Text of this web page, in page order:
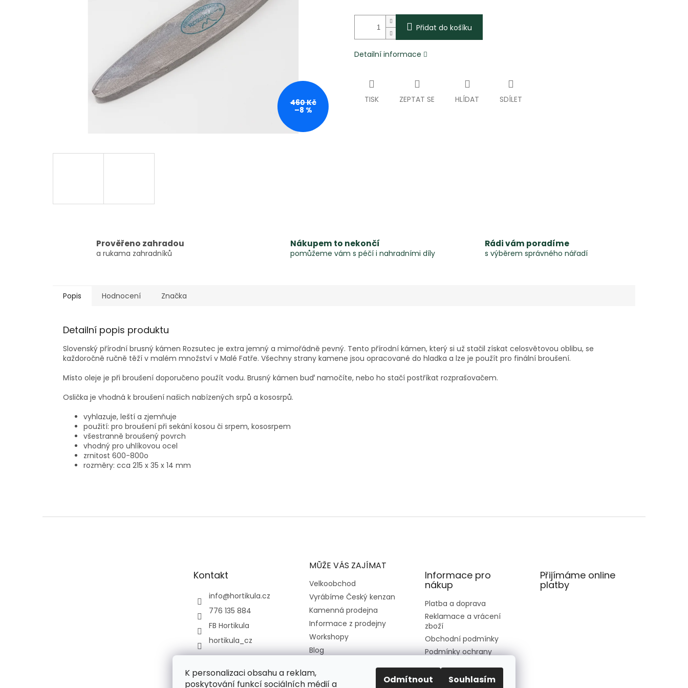
K personalizaci obsahu a reklam,
poskytování funkcí sociálních médií a
Odmítnout Souhlasím
460 Kč
–8 %
Přidat do košíku
Detailní informace
TISK ZEPTAT SE HLÍDAT SDÍLET
Prověřeno zahradou
a rukama zahradníků
Nákupem to nekončí
pomůžeme vám s péčí i nahradními díly
Rádi vám poradíme
s výběrem správného nářadí
Popis Hodnocení Značka
Detailní popis produktu
Slovenský přírodní brusný kámen Rozsutec je extra jemný a mimořádně pevný. Tento přírodní kámen, který si už stačil získat celosvětovou oblibu, se
každoročně ručně těží v malém množství v Malé Fatře. Všechny strany kamene jsou opracované do hladka a lze je použít pro finální broušení.
Místo oleje je při broušení doporučeno použít vodu. Brusný kámen buď namočíte, nebo ho stačí postříkat rozprašovačem.
Oslička je vhodná k broušení našich nabízených srpů a kososrpů.
vyhlazuje, leští a zjemňuje
použití: pro broušení při sekání kosou či srpem, kososrpem
všestranně broušený povrch
vhodný pro uhlíkovou ocel
zrnitost 600-800o
rozměry: cca 215 x 35 x 14 mm
Kontakt
info@hortikula.cz
776 135 884
FB Hortikula
hortikula_cz
MŮŽE VÁS ZAJÍMAT
Velkoobchod
Vyrábíme Český kenzan
Kamenná prodejna
Informace z prodejny
Workshopy
Blog
O nás
Informace pro
nákup
Platba a doprava
Reklamace a vrácení
zboží
Obchodní podmínky
Podmínky ochrany
Moje objednávka
Přijímáme online
platby